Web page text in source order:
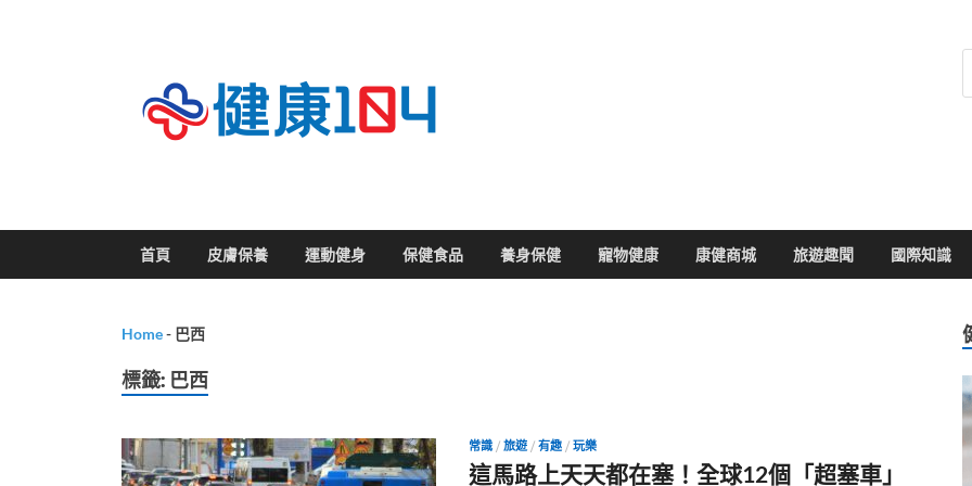
首頁 皮膚保養 運動健身 保健食品 養身保健 寵物健康 康健商城 旅遊趣聞 國際知識
Home- 巴西
標籤: 巴西
常識 / 旅遊 / 有趣 / 玩樂
這馬路上天天都在塞！全球12個「超塞車」